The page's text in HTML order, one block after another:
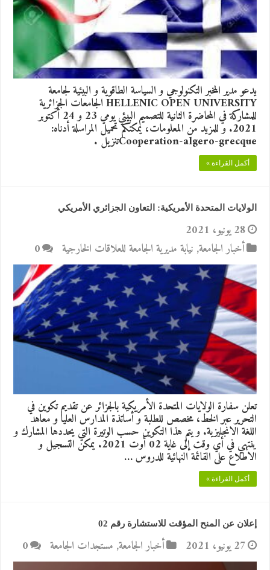
يدعو مدير المخبر التكنولوجي و السياسة الطاقوية و البيئية لجامعة
HELLENIC OPEN UNIVERSITY الجامعات الجزائرية
للمشاركة في المحاضرة الثانية للتصميم البيئي يومي 23 و 24 أكتوبر
2021. و للمزيد من المعلومات، يمكنكم تحميل المراسلة أدناه:
Cooperation-algero-grecqueتنزيل .
أكمل القراءة »
الولايات المتحدة الأمريكية: التعاون الجزائري الأمريكي
28 يونيو، 2021
أخبار الجامعة, نيابة مديرية الجامعة للعلاقات الخارجية 0
تعلن سفارة الولايات المتحدة الأمريكية بالجزائر عن تقديم تكوين في
التحرير عبر الخط، مخصص للطلبة و أساتذة المدارس العليا و معاهد
اللغة الانجليزية. و يتم هذا التكوين حسب الوتيرة التي يحددها المشارك و
ينتهي في أي وقت إلى غاية 02 أوت 2021. يمكن التسجيل و
الاطلاع على القائمة النهائية للدروس …
أكمل القراءة »
إعلان عن المنح المؤقت للاستشارة رقم 02
27 يونيو، 2021 أخبار الجامعة, مستجدات الجامعة 0